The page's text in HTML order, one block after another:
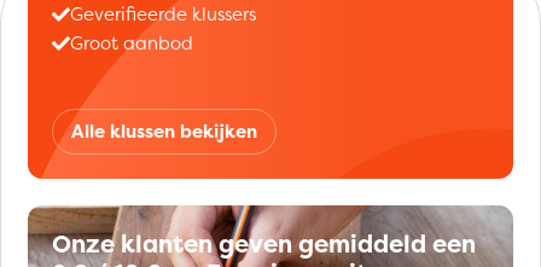
Geverifieerde klussers
Groot aanbod
Alle klussen bekijken
Onze klanten geven gemiddeld een